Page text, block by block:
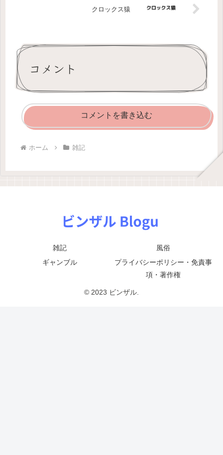
クロックス猿
コメント
コメントを書き込む
ホーム 雑記
雑記
風俗
ギャンブル
プライバシーポリシー・免責事
項・著作権
© 2023 ビンザル.